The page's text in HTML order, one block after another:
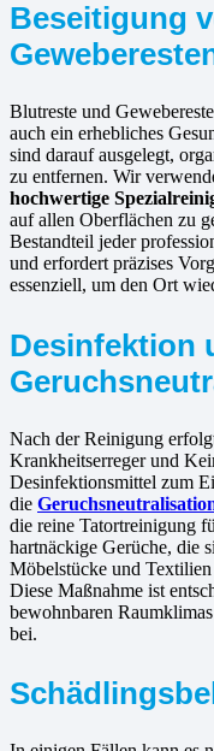
Beseitigung
Blutreste und
auch ein erhebliches
sind darauf ausgelegt,
zu entfernen. Wir
hochwertige
auf allen Oberflächen zu
Bestandteil jeder
und erfordert präzises
essenziell, um den Ort
Desinfektion
Nach der Reinigung
Krankheitserreger und
Desinfektionsmittel zum
die
die reine Tatortreinigung
hartnäckige Gerüche, die
Möbelstücke und
Diese Maßnahme ist
bewohnbaren
bei.